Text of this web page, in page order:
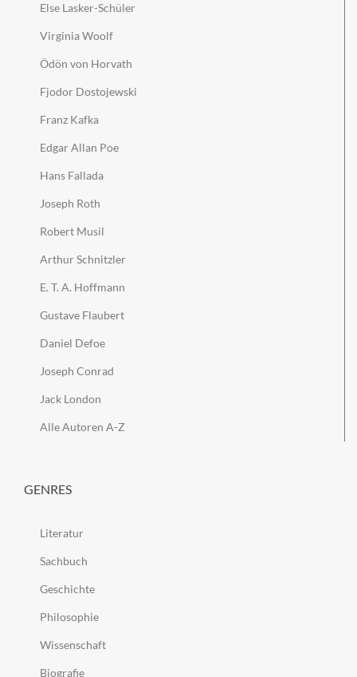
Else Lasker-Schüler
Virginia Woolf
Ödön von Horvath
Fjodor Dostojewski
Franz Kafka
Edgar Allan Poe
Hans Fallada
Joseph Roth
Robert Musil
Arthur Schnitzler
E. T. A. Hoffmann
Gustave Flaubert
Daniel Defoe
Joseph Conrad
Jack London
Alle Autoren A-Z
GENRES
Literatur
Sachbuch
Geschichte
Philosophie
Wissenschaft
Biografie